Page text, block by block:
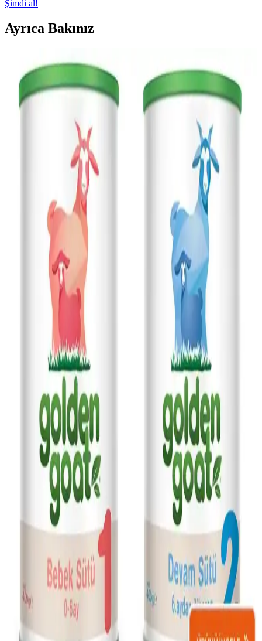
Şimdi al!
Ayrıca Bakınız
Bebekler İçin Uyku Damlası Kullanımı ve Güvenlik
Rehberi
Bebek uyku damlası, doğal içerikleriyle uyku sorunlarını
hafifletmeye yardımcı olabilir. Uzman görüşü ve doğru kullanım
önemlidir, güvenilir markalar tercih edilmelidir.
Lekesi Çıkmayan Bebek Kıyafetleri: Günlük
Hayatta Pratik ve Güvenli Seçenekler
Leke tutmayan bebek kıyafetleri, özel kumaşlar ve teknolojiler
sayesinde temizliği kolaylaştırır, ebeveynlerin hayatını pratik hale
getirir. Güvenlik ve kalite ön plandadır.
Dalin Şampuan Setleri: Güvenli ve Ekonomik
Bebek ve Aile Bakım Ürünleri
Dalin şampuan setleri, hassas ciltlere uygun, ekonomik ve büyük
hacimli ürünleriyle ailelerin günlük bakımında tercih edilen güvenilir
seçenekler sunar.
Gerber Pirinç Patlağı: Bebekler ve Çocuklar İçin
Sağlıklı ve Pratik Atıştırmalık Seçeneği
Gerber pirinç patlağı, bebekler ve küçük çocuklar için doğal,
katkısız ve enerji verici sağlıklı bir atıştırmalıktır. Pratik kullanımıyla
ebeveynlerin tercihidir.
8 Aylık Bebekler İçin Balık Tüketimi Güvenli ve
Uygun Seçenekler ile Pişirme Yöntemleri
8 aylık bebekler için uygun balık türleri, pişirme yöntemleri ve alerji
riskleri hakkında bilgiler içerir. Güvenli ve sağlıklı balık tüketimi için
dikkat edilmesi gerekenler anlatılır.
Sleepy Mayo Bez'in Özellikleri ve Günlük
Kullanımda Sağladığı Güvenlik
Sleepy Mayo bebek bezi, nefes alabilir malzemeleri ve yüksek
emiciliğiyle günlük kullanımda güvenilirlik ve konfor sunar, hassas
ciltlere uygun tasarımıyla öne çıkar.
Sunny Bebek Ergonomik Yürüteçleri: Güvenli ve
Konforlu Seçenekler ile Bebek Gelişimini Destekleyin
Sunny markasının ergonomik bebek yürüteçleri, güvenlik ve
konforu ön planda tutarak bebeğin hareket kabiliyetini destekler,
uzun ömürlü ve ayarlanabilir özellikleriyle ebeveynlerin tercihidir.
Golden Goat Bebek Maması: Güvenilir ve Besleyici
Bebek Beslenme Seçeneği